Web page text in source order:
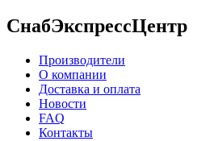
СнабЭкспрессЦентр
Производители
О компании
Доставка и оплата
Новости
FAQ
Контакты